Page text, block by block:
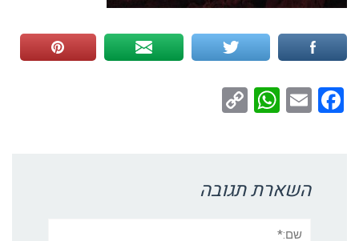
Facebook
Email
WhatsApp
השארת תגובה